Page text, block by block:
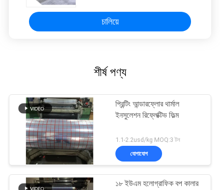
চালিয়ে
শীর্ষ পণ্য
প্রিন্টিং আন্ডারফ্লোর থার্মাল
ইনসুলেশন রিফ্লেক্টিভ ফিল্ম
1.1-2.2usd/kg MOQ:3 টন
যোগাযোগ
১৮ ইউএম হলোগ্রাফিক বপ কালার